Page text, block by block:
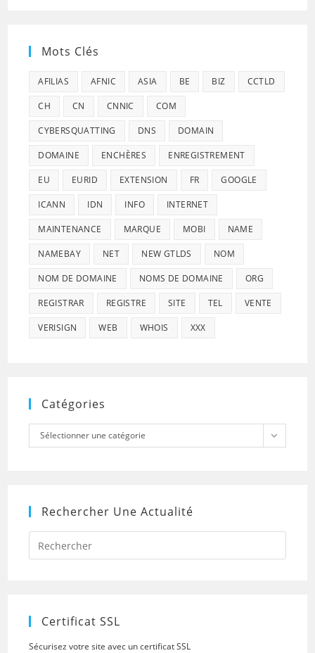
Mots Clés
AFILIAS AFNIC ASIA BE BIZ CCTLD
CH CN CNNIC COM
CYBERSQUATTING DNS DOMAIN
DOMAINE ENCHÈRES ENREGISTREMENT
EU EURID EXTENSION FR GOOGLE
ICANN IDN INFO INTERNET
MAINTENANCE MARQUE MOBI NAME
NAMEBAY NET NEW GTLDS NOM
NOM DE DOMAINE NOMS DE DOMAINE ORG
REGISTRAR REGISTRE SITE TEL VENTE
VERISIGN WEB WHOIS XXX
Catégories
Catégories
Sélectionner une catégorie
Rechercher Une Actualité
Press
to
Certificat SSL
Sécurisez votre site avec un certificat SSL